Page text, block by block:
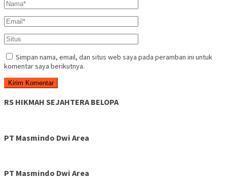
Simpan nama, email, dan situs web saya pada peramban ini untuk
komentar saya berikutnya.
RS HIKMAH SEJAHTERA BELOPA
PT Masmindo Dwi Area
PT Masmindo Dwi Area